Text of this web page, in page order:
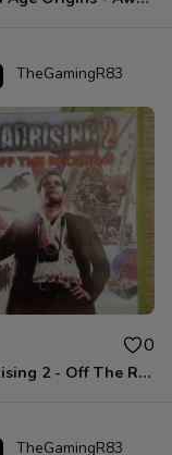
TheGamingR83
0
Dead Rising 2 - Off The Record Xbox 360
TheGamingR83